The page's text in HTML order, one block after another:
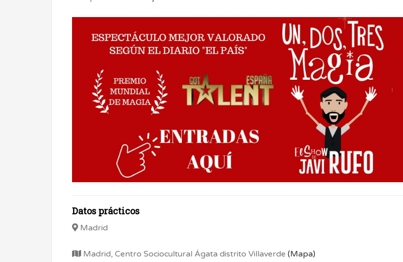
Datos prácticos
Madrid
Madrid, Centro Sociocultural Ágata distrito Villaverde (Mapa)